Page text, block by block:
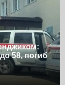
58, погиб